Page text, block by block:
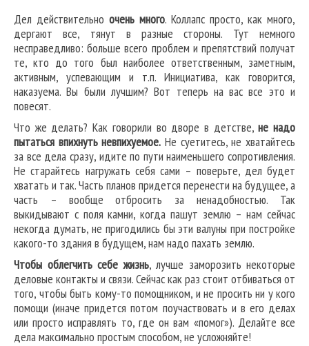
Дел действительно очень много. Коллапс просто, как много,
дергают все, тянут в разные стороны. Тут немного
несправедливо: больше всего проблем и препятствий получат
те, кто до того был наиболее ответственным, заметным,
активным, успевающим и т.п. Инициатива, как говорится,
наказуема. Вы были лучшим? Вот теперь на вас все это и
повесят.
Что же делать? Как говорили во дворе в детстве,не надо
пытаться впихнуть невпихуемое. Не суетитесь, не хватайтесь
за все дела сразу, идите по пути наименьшего сопротивления.
Не старайтесь нагружать себя сами – поверьте, дел будет
хватать и так. Часть планов придется перенести на будущее, а
часть – вообще отбросить за ненадобностью. Так
выкидывают с поля камни, когда пашут землю – нам сейчас
некогда думать, не пригодились бы эти валуны при постройке
какого-то здания в будущем, нам надо пахать землю.
Чтобы облегчить себе жизнь, лучше заморозить некоторые
деловые контакты и связи. Сейчас как раз стоит отбиваться от
того, чтобы быть кому-то помощником, и не просить ни у кого
помощи (иначе придется потом поучаствовать и в его делах
или просто исправлять то, где он вам «помог»). Делайте все
дела максимально простым способом, не усложняйте!